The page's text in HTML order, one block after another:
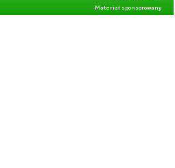
Materiał sponsorowany